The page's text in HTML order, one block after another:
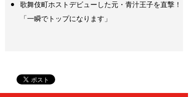
歌舞伎町ホストデビューした元・青汁王子を直撃！
「一瞬でトップになります」